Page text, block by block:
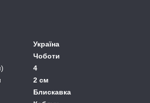
Україна
Чоботи
4
2 см
Блискавка